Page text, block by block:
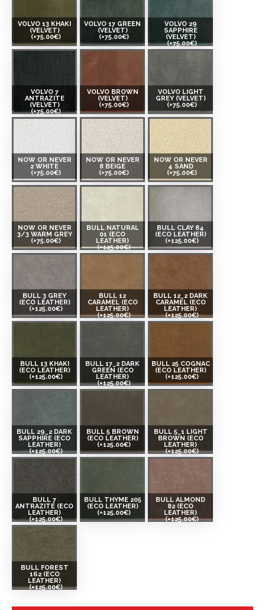
VOLVO 13 KHAKI
(VELVET)
(+75.00€)
VOLVO 17 GREEN
(VELVET)
(+75.00€)
VOLVO 29
SAPPHIRE
(VELVET)
(+75.00€)
VOLVO 7
ANTRAZITE
(VELVET)
(+75.00€)
VOLVO BROWN
(VELVET)
(+75.00€)
VOLVO LIGHT
GREY (VELVET)
(+75.00€)
NOW OR NEVER
2 WHITE
(+75.00€)
NOW OR NEVER
8 BEIGE
(+75.00€)
NOW OR NEVER
4 SAND
(+75.00€)
NOW OR NEVER
3/3 WARM GREY
(+75.00€)
BULL NATURAL
01 (ECO
LEATHER)
(+125.00€)
BULL CLAY 84
(ECO LEATHER)
(+125.00€)
BULL 3 GREY
(ECO LEATHER)
(+125.00€)
BULL 12
CARAMEL (ECO
LEATHER)
(+125.00€)
BULL 12_2 DARK
CARAMEL (ECO
LEATHER)
(+125.00€)
BULL 13 KHAKI
(ECO LEATHER)
(+125.00€)
BULL 17_2 DARK
GREEN (ECO
LEATHER)
(+125.00€)
BULL 25 COGNAC
(ECO LEATHER)
(+125.00€)
BULL 29_2 DARK
SAPPHIRE (ECO
LEATHER)
(+125.00€)
BULL 5 BROWN
(ECO LEATHER)
(+125.00€)
BULL 5_1 LIGHT
BROWN (ECO
LEATHER)
(+125.00€)
BULL 7
ANTRAZITE (ECO
LEATHER)
(+125.00€)
BULL THYME 205
(ECO LEATHER)
(+125.00€)
BULL ALMOND
82 (ECO
LEATHER)
(+125.00€)
BULL FOREST
162 (ECO
LEATHER)
(+125.00€)